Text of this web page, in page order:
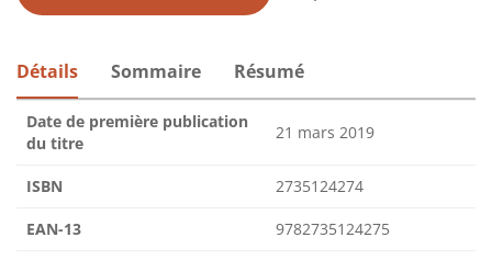
Détails Sommaire Résumé
Date de première publication
du titre
21 mars 2019
ISBN 2735124274
EAN-13 9782735124275